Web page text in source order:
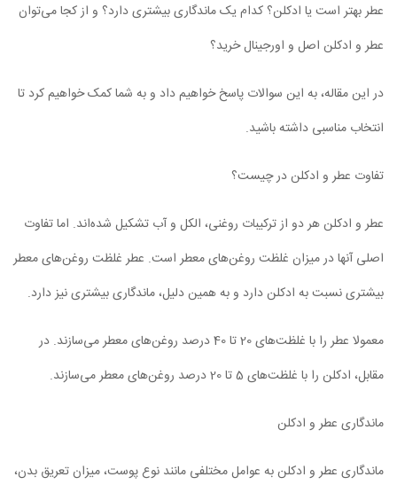
عطر بهتر است یا ادکلن؟ کدام یک ماندگاری بیشتری دارد؟ و از کجا می‌توان
عطر و ادکلن اصل و اورجینال خرید؟
در این مقاله، به این سوالات پاسخ خواهیم داد و به شما کمک خواهیم کرد تا
انتخاب مناسبی داشته باشید.
تفاوت عطر و ادکلن در چیست؟
عطر و ادکلن هر دو از ترکیبات روغنی، الکل و آب تشکیل شده‌اند. اما تفاوت
اصلی آنها در میزان غلظت روغن‌های معطر است. عطر غلظت روغن‌های معطر
بیشتری نسبت به ادکلن دارد و به همین دلیل، ماندگاری بیشتری نیز دارد.
معمولا عطر را با غلظت‌های 20 تا 40 درصد روغن‌های معطر می‌سازند. در
مقابل، ادکلن را با غلظت‌های 5 تا 20 درصد روغن‌های معطر می‌سازند.
ماندگاری عطر و ادکلن
ماندگاری عطر و ادکلن به عوامل مختلفی مانند نوع پوست، میزان تعریق بدن،